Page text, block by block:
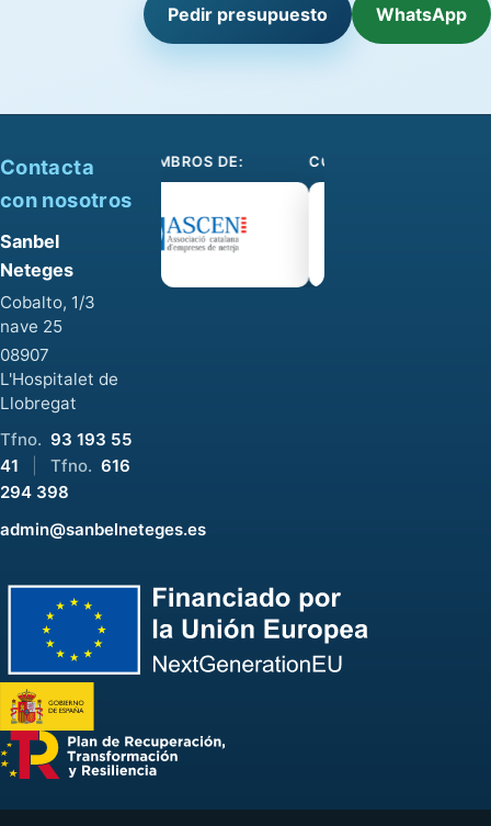
Pedir presupuesto WhatsApp
Contacta
con nosotros
Sanbel
Neteges
Cobalto, 1/3
nave 25
08907
L'Hospitalet de
Llobregat
Tfno. 93 193 55
41
Tfno. 616
294 398
admin@sanbelneteges.es
SOMOS MIEMBROS DE: COLABORAMOS CON: